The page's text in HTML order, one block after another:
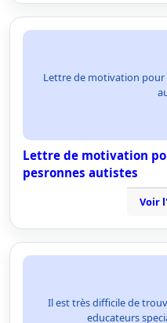
Lettre de motivation pour
Lettre de motivation
pesronnes autistes
Voir
Il est très difficile de
educateurs